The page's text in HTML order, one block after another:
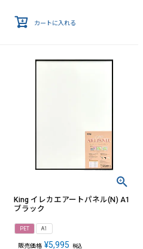
カートに入れる
King イレカエアートパネル(N) A1
ブラック
PET A1
販売価格 ¥5,995 税込